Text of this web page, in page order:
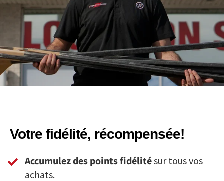
Votre fidélité, récompensée!
Accumulez des points fidélitésur tous vos
achats.